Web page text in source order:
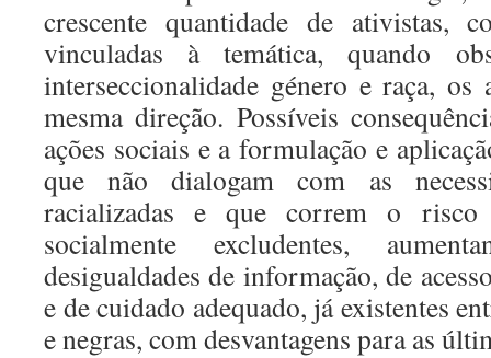
crescente quantidade de ativistas,
vinculadas à temática, quando
interseccionalidade género e raça, os
mesma direção. Possíveis
ações sociais e a formulação e
que não dialogam com as
racializadas e que correm o
socialmente excludentes,
desigualdades de informação, de
e de cuidado adequado, já existentes
e negras, com desvantagens para as